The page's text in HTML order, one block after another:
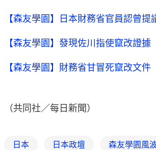
【森友學園】日本財務省官員認曾
【森友學園】發現佐川指使竄改證
【森友學園】財務省甘冒死竄改文
（共同社／每日新聞）
日本 日本政壇 森友學園風